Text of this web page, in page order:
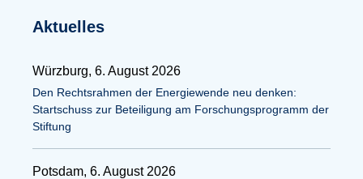
Aktuelles
Würzburg, 6. August 2026
Den Rechtsrahmen der Energiewende neu denken:
Startschuss zur Beteiligung am Forschungsprogramm der
Stiftung
Potsdam, 6. August 2026